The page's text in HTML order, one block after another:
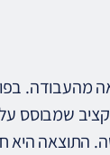
מהעבודה.
שמבוסס
התוצאה היא